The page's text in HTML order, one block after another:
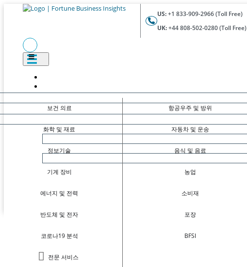
US:+1 833-909-2966 (Toll Free)
UK:+44 808-502-0280 (Toll Free)
보건 의료
화학 및 재료
정보기술
기계 장비
에너지 및 전력
반도체 및 전자
코로나19 분석
전문 서비스
항공우주 및 방위
자동차 및 운송
음식 및 음료
농업
소비재
포장
BFSI